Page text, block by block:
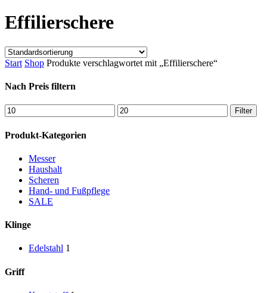
Effilierschere
Start Shop Produkte verschlagwortet mit „Effilierschere“
Nach Preis filtern
Min.
Preis
Max.
Preis
Filter
Produkt-Kategorien
Messer
Haushalt
Scheren
Hand- und Fußpflege
SALE
Klinge
Edelstahl 1
Griff